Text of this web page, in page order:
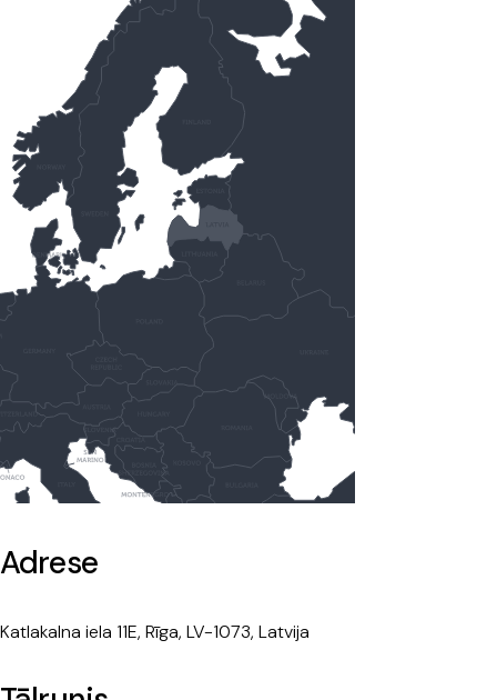
Adrese
Katlakalna iela 11E, Rīga, LV-1073, Latvija